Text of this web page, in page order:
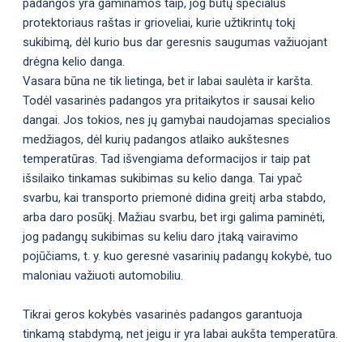
protektoriaus raštas ir grioveliai, kurie užtikrintų tokį
sukibimą, dėl kurio bus dar geresnis saugumas važiuojant
drėgna kelio danga.
Vasara būna ne tik lietinga, bet ir labai saulėta ir karšta.
Todėl vasarinės padangos yra pritaikytos ir sausai kelio
dangai. Jos tokios, nes jų gamybai naudojamas specialios
medžiagos, dėl kurių padangos atlaiko aukštesnes
temperatūras. Tad išvengiama deformacijos ir taip pat
išsilaiko tinkamas sukibimas su kelio danga. Tai ypač
svarbu, kai transporto priemonė didina greitį arba stabdo,
arba daro posūkį. Mažiau svarbu, bet irgi galima paminėti,
jog padangų sukibimas su keliu daro įtaką vairavimo
pojūčiams, t. y. kuo geresnė vasarinių padangų kokybė, tuo
maloniau važiuoti automobiliu.
Tikrai geros kokybės vasarinės padangos garantuoja
tinkamą stabdymą, net jeigu ir yra labai aukšta temperatūra.